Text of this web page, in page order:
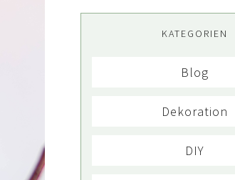
KATEGORIEN
Blog
Dekoration
DIY